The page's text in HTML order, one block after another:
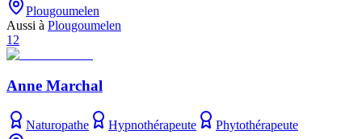
Plougoumelen
Aussi à Plougoumelen
12
Anne Marchal
Naturopathe Hypnothérapeute
Phytothérapeute